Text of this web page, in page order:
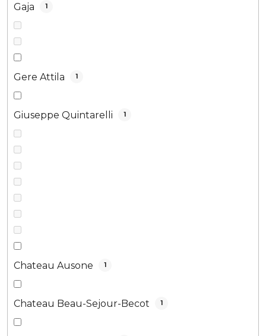
Gaja 1
Gere Attila 1
Giuseppe Quintarelli 1
Chateau Ausone 1
Chateau Beau-Sejour-Becot 1